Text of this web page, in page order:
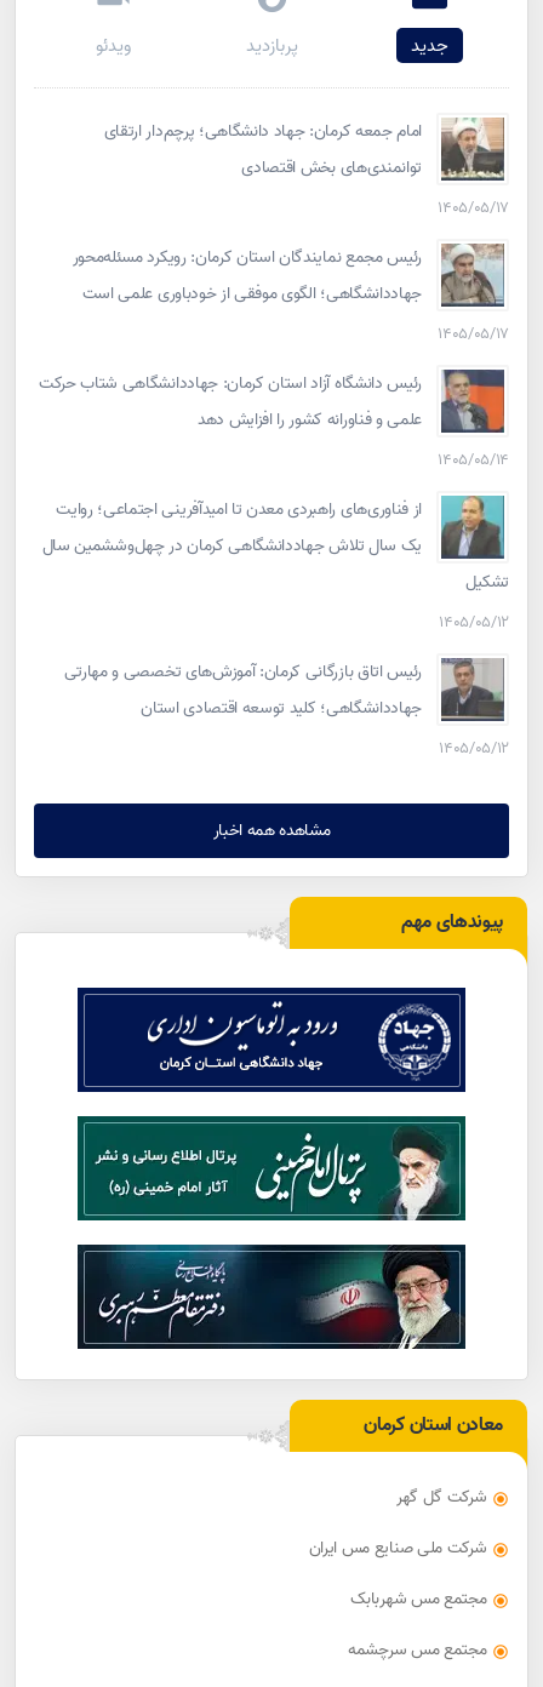
جدید پربازدید ویدئو
امام جمعه کرمان: جهاد دانشگاهی؛ پرچم‌دار ارتقای
توانمندی‌های بخش اقتصادی
۱۴۰۵/۰۵/۱۷
رئیس مجمع نمایندگان استان کرمان: رویکرد مسئله‌محور
جهاددانشگاهی؛ الگوی موفقی از خودباوری علمی است
۱۴۰۵/۰۵/۱۷
رئیس دانشگاه آزاد استان کرمان: جهاددانشگاهی شتاب حرکت
علمی و فناورانه کشور را افزایش دهد
۱۴۰۵/۰۵/۱۴
از فناوری‌های راهبردی معدن تا امیدآفرینی اجتماعی؛ روایت
یک سال تلاش جهاددانشگاهی کرمان در چهل‌وششمین سال
تشکیل
۱۴۰۵/۰۵/۱۲
رئیس اتاق بازرگانی کرمان: آموزش‌های تخصصی و مهارتی
جهاددانشگاهی؛ کلید توسعه اقتصادی استان
۱۴۰۵/۰۵/۱۲
مشاهده همه اخبار
پیوندهای مهم
معادن استان کرمان
شرکت گل گهر
شرکت ملی صنایع مس ایران
مجتمع مس شهربابک
مجتمع مس سرچشمه